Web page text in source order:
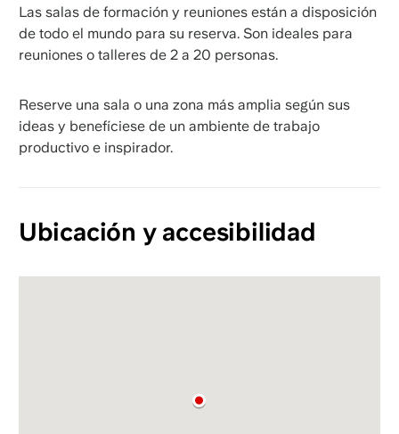
Las salas de formación y reuniones están a disposición
de todo el mundo para su reserva. Son ideales para
reuniones o talleres de 2 a 20 personas.
Reserve una sala o una zona más amplia según sus
ideas y benefíciese de un ambiente de trabajo
productivo e inspirador.
Ubicación y accesibilidad